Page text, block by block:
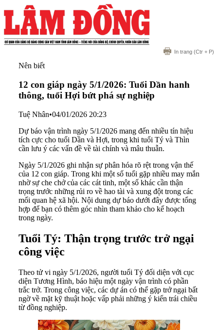
In trang (Ctr + P)
Nên biết
12 con giáp ngày 5/1/2026: Tuổi Dần hanh
thông, tuổi Hợi bứt phá sự nghiệp
Tuệ Nhân•04/01/2026 20:23
Dự báo vận trình ngày 5/1/2026 mang đến nhiều tín hiệu
tích cực cho tuổi Dần và Hợi, trong khi tuổi Tý và Thìn
cần lưu ý các vấn đề về tài chính và mâu thuẫn.
Ngày 5/1/2026 ghi nhận sự phân hóa rõ rệt trong vận thế
của 12 con giáp. Trong khi một số tuổi gặp nhiều may mắn
nhờ sự che chở của các cát tinh, một số khác cần thận
trọng trước những rủi ro về hao tài và xung đột trong các
mối quan hệ xã hội. Nội dung dự báo dưới đây được tổng
hợp để bạn có thêm góc nhìn tham khảo cho kế hoạch
trong ngày.
Tuổi Tý: Thận trọng trước trở ngại
công việc
Theo tử vi ngày 5/1/2026, người tuổi Tý đối diện với cục
diện Tương Hình, báo hiệu một ngày vận trình có phần
trắc trở. Trong công việc, các dự án có thể gặp trở ngại bất
ngờ về mặt kỹ thuật hoặc vấp phải những ý kiến trái chiều
từ đồng nghiệp.